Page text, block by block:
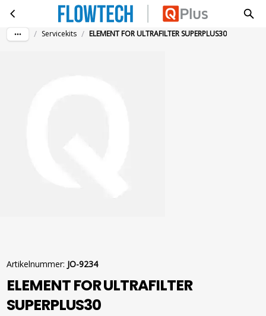
Ga naar hoofdinhoud
ELEMENT FOR ULTRAFILTER SUPERPLUS30
/ Servicekits / ELEMENT FOR ULTRAFILTER SUPERPLUS30
Artikelnummer: JO-9234
ELEMENT FOR ULTRAFILTER
SUPERPLUS30